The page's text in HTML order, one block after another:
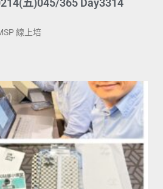
五)045/365 Day3314
線上培